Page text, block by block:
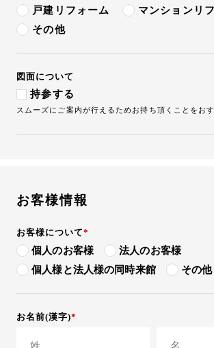
16:00
16:30
戸建リフォーム
マンションリ
その他
図面について
持参する
スムーズにご案内が行えるためお持ち頂くことをおす
お客様情報
お客様について
個人のお客様
法人のお客様
個人様と法人様の同時来館
その他
お名前(漢字)